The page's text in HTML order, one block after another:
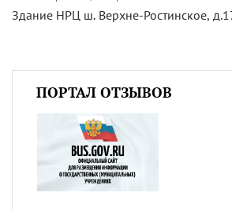
Здание НРЦ ш. Верхне-Ростинское,
ПОРТАЛ ОТЗЫВОВ